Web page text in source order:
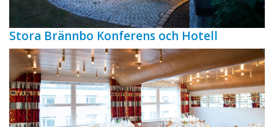
Stora Brännbo Konferens och Hotell